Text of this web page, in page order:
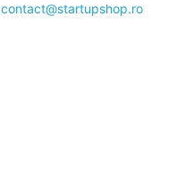
contact@startupshop.ro